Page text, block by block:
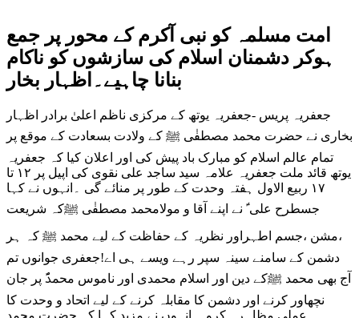
امت مسلمہ کو نبی آکرم کے محور پر جمع
ہوکر دشمنان اسلام کی سازشوں کو ناکام
بنانا چاہیے۔اظہار بخار
جعفریہ پریس -جعفریہ یوتھ کے مرکزی ناظم اعلیٰ برادر اظہار
بخاری نے حضرت محمد مصطفٰی ﷺ کے ولادت بسعادت کے موقع پر
تمام عالم اسلام کو مبارک باد پیش کی اور اعلان کیا کہ جعفریہ
یوتھ قائد ملت جعفریہ علامہ سید ساجد علی نقوی کی اپیل پر ۱۲ تا
۱۷ ربیع الاول ہفتہ وحدت کے طور پر منائے گی ۔انہوں نے کہا
جسطرح علی ؑ نے اپنے آقا و مولامحمد مصطفٰی ﷺکہ شریعت
،مشن ،جسم اطہراور نظریہ کے حفاظت کے لیے محمد ﷺ کہ ہر
دشمن کے سامنے سینہ سپر رہے ویسے ہی اے!جعفری جوانوں تم
آج بھی محمد ﷺکے دین اور اسلام محمدی اور ناموس محمدؐ پر جان
نچھاور کرنے اور دشمن کا مقابلہ کرنے کے لیے اتحاد و وحدت کا
عملی مظاہرہ کرو ۔ انہوں نے مزید کہا کہ حضرت محمد